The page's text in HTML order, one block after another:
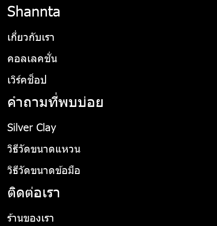
Shannta
เกี่ยวกับเรา
คอลเลคชั่น
เวิร์คช็อป
คำถามที่พบบ่อย
Silver Clay
วิธีวัดขนาดแหวน
วิธีวัดขนาดข้อมือ
ติดต่อเรา
ร้านของเรา